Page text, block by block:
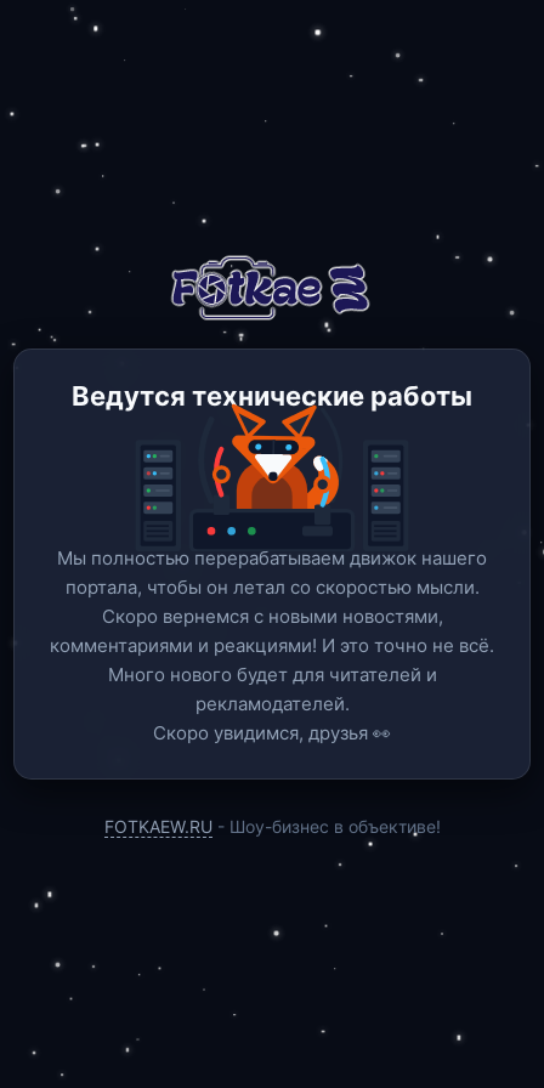
Ведутся технические работы
Мы полностью перерабатываем движок нашего
портала, чтобы он летал со скоростью мысли.
Скоро вернемся c новыми новостями,
комментариями и реакциями! И это точно не всё.
Много нового будет для читателей и
рекламодателей.
Скоро увидимся, друзья 👀
FOTKAEW.RU - Шоу-бизнес в объективе!